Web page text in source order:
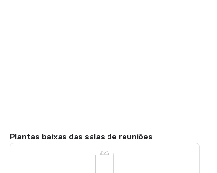
Plantas baixas das salas de reuniões